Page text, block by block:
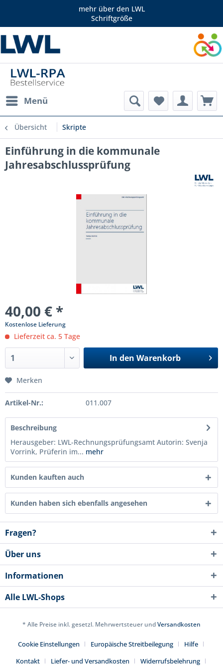
mehr über den LWL
Schriftgröße
Menü
Übersicht Skripte
Einführung in die kommunale
Jahresabschlussprüfung
40,00 € *
Kostenlose Lieferung
Lieferzeit ca. 5 Tage
In den Warenkorb
Merken
Artikel-Nr.: 011.007
Beschreibung
Herausgeber: LWL-Rechnungsprüfungsamt Autorin: Svenja
Vorrink, Prüferin im... mehr
Kunden kauften auch
Kunden haben sich ebenfalls angesehen
Fragen?
Über uns
Informationen
Alle LWL-Shops
* Alle Preise inkl. gesetzl. Mehrwertsteuer undVersandkosten
Cookie Einstellungen Europäische Streitbeilegung
Hilfe
Kontakt
Liefer- und Versandkosten Widerrufsbelehrung